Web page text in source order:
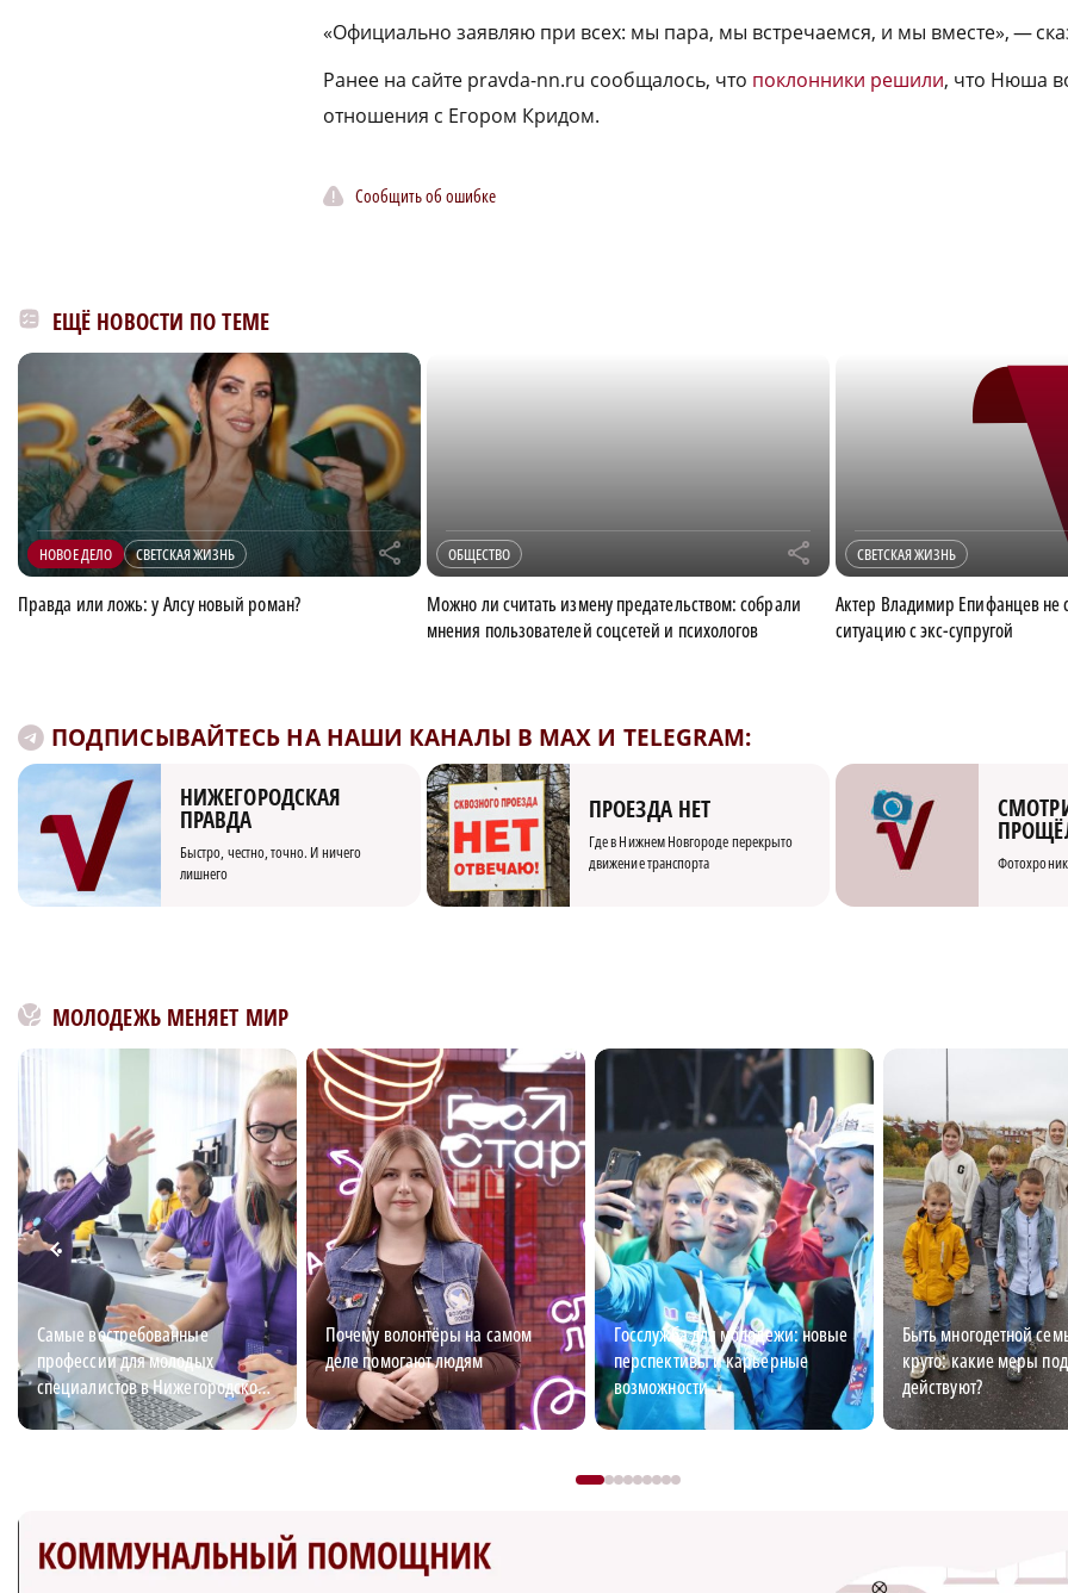
«Официально заявляю при всех: мы пара, мы встречаемся, и мы вместе», —
Ранее на сайте pravda-nn.ru сообщалось, что поклонники решили, что Нюша
отношения с Егором Кридом.
Сообщить об ошибке
ЕЩЁ НОВОСТИ ПО ТЕМЕ
НОВОЕ ДЕЛО СВЕТСКАЯ ЖИЗНЬ r
Правда или ложь: у Алсу новый роман?
ОБЩЕСТВО r
Можно ли считать измену предательством: собрали
мнения пользователей соцсетей и психологов
СВЕТСКАЯ ЖИЗНЬ
Актер Владимир Епифанцев не
ситуацию с экс-супругой
ПОДПИСЫВАЙТЕСЬ НА НАШИ КАНАЛЫ В MAX И TELEGRAM:
НИЖЕГОРОДСКАЯ
ПРАВДА
Быстро, честно, точно. И ничего
лишнего
ПРОЕЗДА НЕТ
Где в Нижнем Новгороде перекрыто
движение транспорта
МОЛОДЕЖЬ МЕНЯЕТ МИР
Самые востребованные
профессии для молодых
специалистов в Нижегородской
области
Почему волонтёры на самом
деле помогают людям
Госслужба для молодежи: новые
перспективы и карьерные
возможности
Быть многодетной
круто: какие меры
действуют?